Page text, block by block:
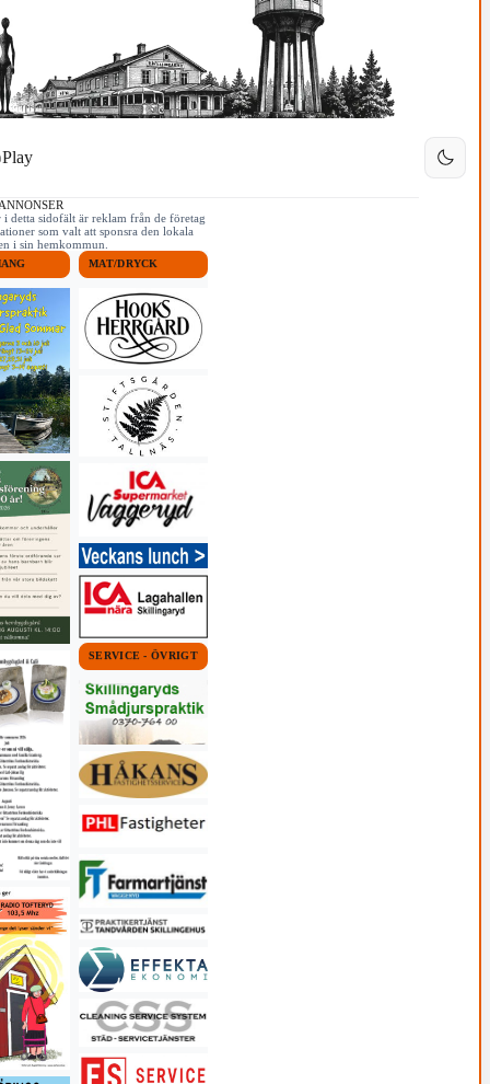
Play
i detta sidofält är reklam från de företag
som valt att sponsra den lokala
i sin hemkommun.
MAT/DRYCK
SERVICE - ÖVRIGT